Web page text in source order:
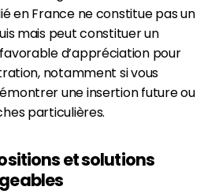
en France ne constitue pas un
mais peut constituer un
d’appréciation pour
notamment si vous
une insertion future ou
particulières.
et solutions